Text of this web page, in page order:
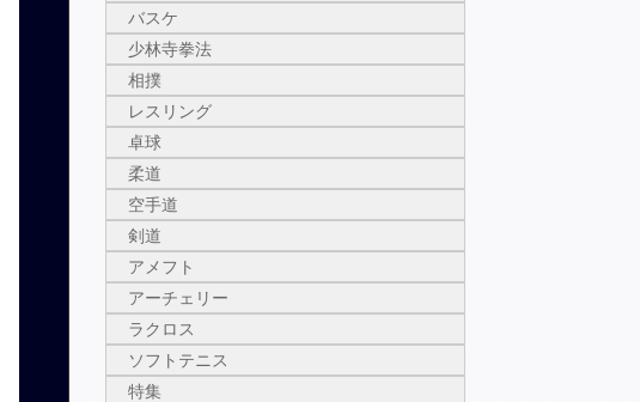
バスケ
少林寺拳法
相撲
レスリング
卓球
柔道
空手道
剣道
アメフト
アーチェリー
ラクロス
ソフトテニス
特集